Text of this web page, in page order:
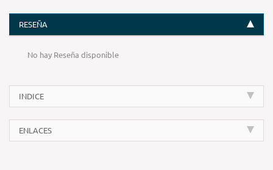
RESEÑA
No hay Reseña disponible
INDICE
ENLACES